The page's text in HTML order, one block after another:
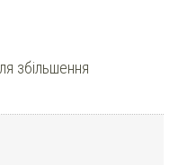
збільшення